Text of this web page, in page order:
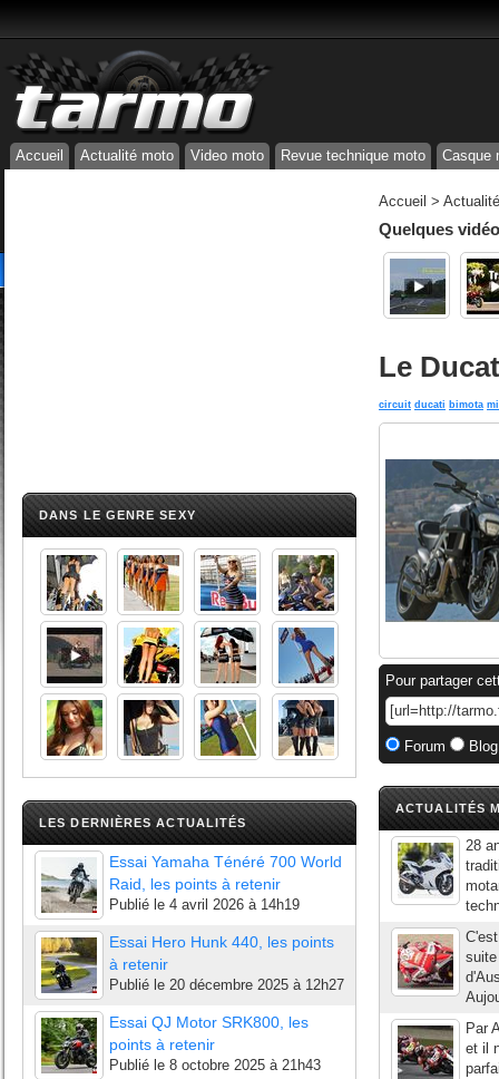
Accueil Actualité moto Video moto Revue technique moto Casque
DANS LE GENRE SEXY
LES DERNIÈRES ACTUALITÉS
Essai Yamaha Ténéré 700 World
Raid, les points à retenir
Publié le 4 avril 2026 à 14h19
Essai Hero Hunk 440, les points
à retenir
Publié le 20 décembre 2025 à 12h27
Essai QJ Motor SRK800, les
points à retenir
Publié le 8 octobre 2025 à 21h43
Accueil >
Quelques
Le
circuit ducati bimota
Pour partager
Forum
ACTUALITÉS
28
Par
et il